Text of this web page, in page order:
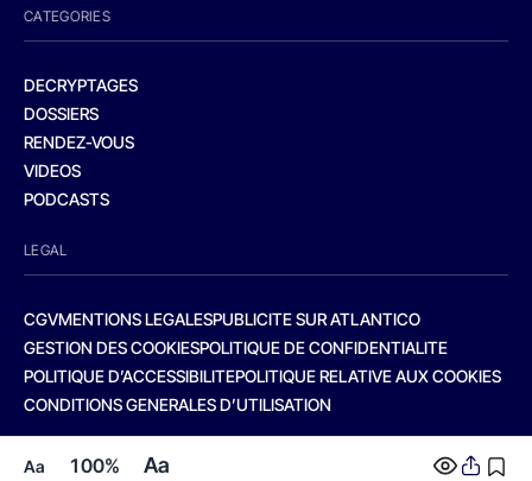
Aa 100% Aa
CATEGORIES
DECRYPTAGES
DOSSIERS
RENDEZ-VOUS
VIDEOS
PODCASTS
LEGAL
CGVMENTIONS LEGALESPUBLICITE SUR ATLANTICO
GESTION DES COOKIESPOLITIQUE DE CONFIDENTIALITE
POLITIQUE D’ACCESSIBILITEPOLITIQUE RELATIVE AUX COOKIES
CONDITIONS GENERALES D’UTILISATION